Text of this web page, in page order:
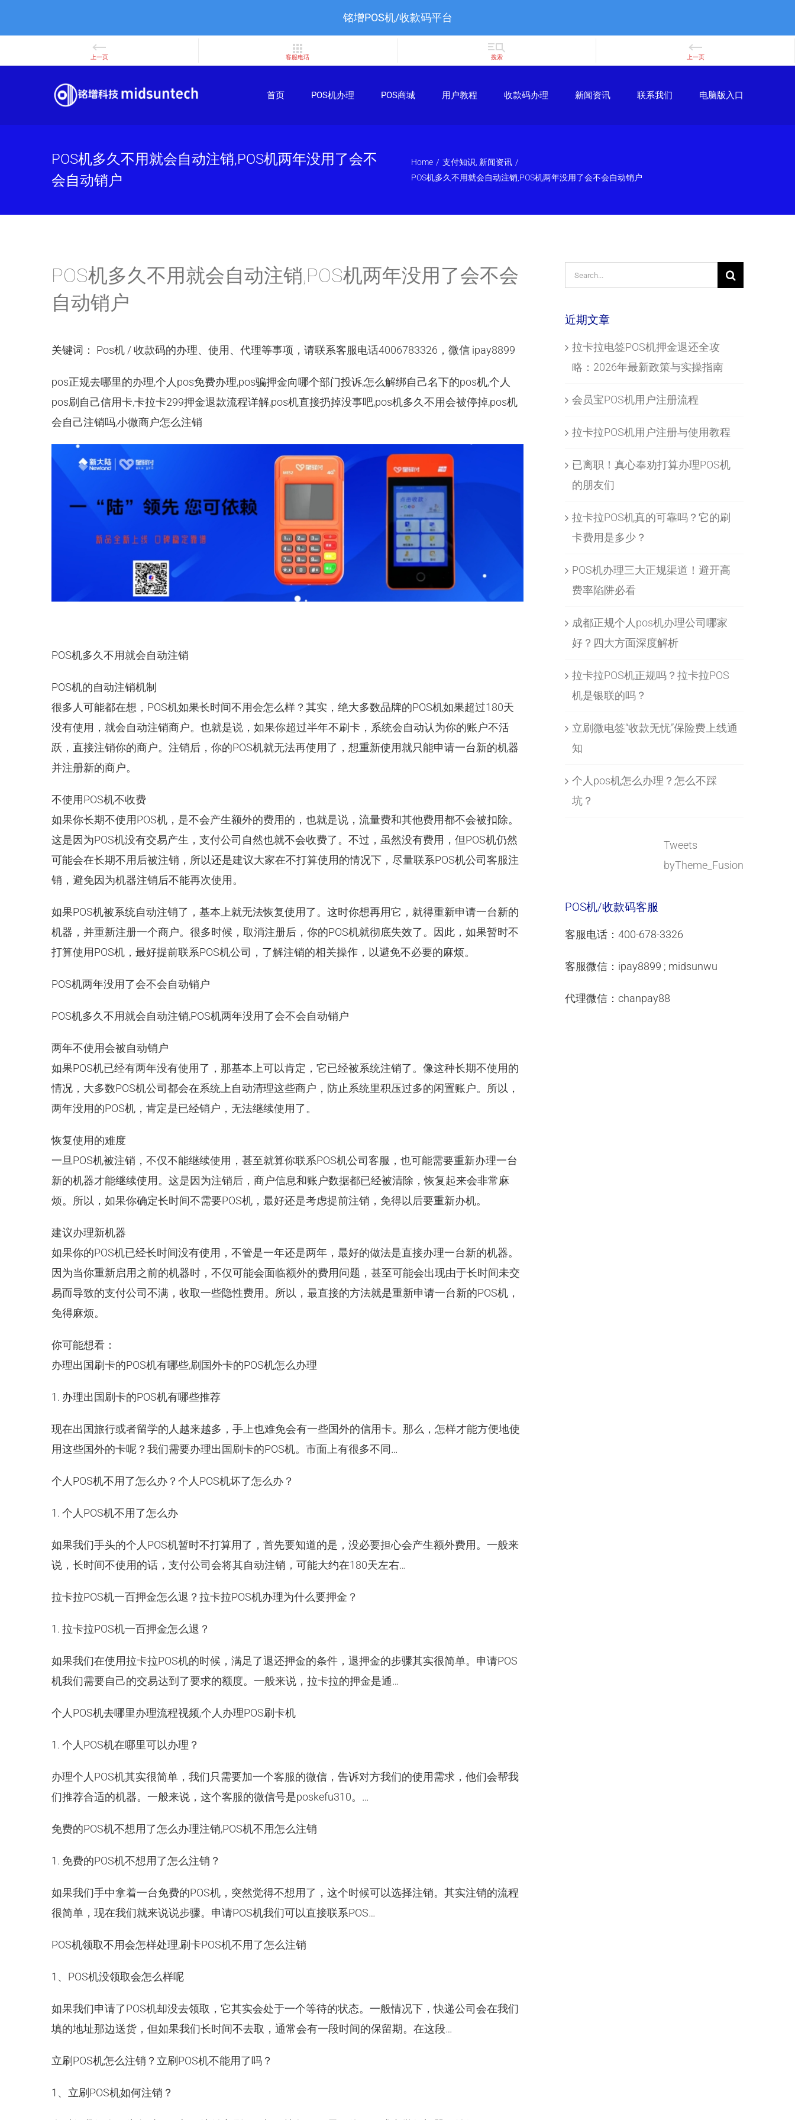
首页 POS机办理 POS商城 用户教程 收款码办理 新闻资讯 联系我们 电脑版入口
POS机多久不用就会自动注销,POS机两年没用了会不
会自动销户
Home 支付知识 新闻资讯
POS机多久不用就会自动注销,POS机两年没用了会不会自动销户
POS机多久不用就会自动注销,POS机两年没用了会不会
自动销户
关键词： Pos机 / 收款码的办理、使用、代理等事项，请联系客服电话4006783326，微信 ipay8899
pos正规去哪里的办理,个人pos免费办理,pos骗押金向哪个部门投诉,怎么解绑自己名下的pos机,个人
pos刷自己信用卡,卡拉卡299押金退款流程详解,pos机直接扔掉没事吧,pos机多久不用会被停掉,pos机
会自己注销吗,小微商户怎么注销
POS机多久不用就会自动注销
POS机的自动注销机制
很多人可能都在想，POS机如果长时间不用会怎么样？其实，绝大多数品牌的POS机如果超过180天
没有使用，就会自动注销商户。也就是说，如果你超过半年不刷卡，系统会自动认为你的账户不活
跃，直接注销你的商户。注销后，你的POS机就无法再使用了，想重新使用就只能申请一台新的机器
并注册新的商户。
不使用POS机不收费
如果你长期不使用POS机，是不会产生额外的费用的，也就是说，流量费和其他费用都不会被扣除。
这是因为POS机没有交易产生，支付公司自然也就不会收费了。不过，虽然没有费用，但POS机仍然
可能会在长期不用后被注销，所以还是建议大家在不打算使用的情况下，尽量联系POS机公司客服注
销，避免因为机器注销后不能再次使用。
如果POS机被系统自动注销了，基本上就无法恢复使用了。这时你想再用它，就得重新申请一台新的
机器，并重新注册一个商户。很多时候，取消注册后，你的POS机就彻底失效了。因此，如果暂时不
打算使用POS机，最好提前联系POS机公司，了解注销的相关操作，以避免不必要的麻烦。
POS机两年没用了会不会自动销户
POS机多久不用就会自动注销,POS机两年没用了会不会自动销户
两年不使用会被自动销户
如果POS机已经有两年没有使用了，那基本上可以肯定，它已经被系统注销了。像这种长期不使用的
情况，大多数POS机公司都会在系统上自动清理这些商户，防止系统里积压过多的闲置账户。所以，
两年没用的POS机，肯定是已经销户，无法继续使用了。
恢复使用的难度
一旦POS机被注销，不仅不能继续使用，甚至就算你联系POS机公司客服，也可能需要重新办理一台
新的机器才能继续使用。这是因为注销后，商户信息和账户数据都已经被清除，恢复起来会非常麻
烦。所以，如果你确定长时间不需要POS机，最好还是考虑提前注销，免得以后要重新办机。
建议办理新机器
如果你的POS机已经长时间没有使用，不管是一年还是两年，最好的做法是直接办理一台新的机器。
因为当你重新启用之前的机器时，不仅可能会面临额外的费用问题，甚至可能会出现由于长时间未交
易而导致的支付公司不满，收取一些隐性费用。所以，最直接的方法就是重新申请一台新的POS机，
免得麻烦。
你可能想看：
办理出国刷卡的POS机有哪些,刷国外卡的POS机怎么办理
1. 办理出国刷卡的POS机有哪些推荐
现在出国旅行或者留学的人越来越多，手上也难免会有一些国外的信用卡。那么，怎样才能方便地使
用这些国外的卡呢？我们需要办理出国刷卡的POS机。市面上有很多不同…
个人POS机不用了怎么办？个人POS机坏了怎么办？
1. 个人POS机不用了怎么办
如果我们手头的个人POS机暂时不打算用了，首先要知道的是，没必要担心会产生额外费用。一般来
说，长时间不使用的话，支付公司会将其自动注销，可能大约在180天左右…
拉卡拉POS机一百押金怎么退？拉卡拉POS机办理为什么要押金？
1. 拉卡拉POS机一百押金怎么退？
如果我们在使用拉卡拉POS机的时候，满足了退还押金的条件，退押金的步骤其实很简单。申请POS
机我们需要自己的交易达到了要求的额度。一般来说，拉卡拉的押金是通…
个人POS机去哪里办理流程视频,个人办理POS刷卡机
1. 个人POS机在哪里可以办理？
办理个人POS机其实很简单，我们只需要加一个客服的微信，告诉对方我们的使用需求，他们会帮我
们推荐合适的机器。一般来说，这个客服的微信号是poskefu310。…
免费的POS机不想用了怎么办理注销,POS机不用怎么注销
1. 免费的POS机不想用了怎么注销？
如果我们手中拿着一台免费的POS机，突然觉得不想用了，这个时候可以选择注销。其实注销的流程
很简单，现在我们就来说说步骤。申请POS机我们可以直接联系POS…
POS机领取不用会怎样处理,刷卡POS机不用了怎么注销
1、POS机没领取会怎么样呢
如果我们申请了POS机却没去领取，它其实会处于一个等待的状态。一般情况下，快递公司会在我们
填的地址那边送货，但如果我们长时间不去取，通常会有一段时间的保留期。在这段…
立刷POS机怎么注销？立刷POS机不能用了吗？
1、立刷POS机如何注销？
Search
for:
近期文章
拉卡拉电签POS机押金退还全攻
略：2026年最新政策与实操指南
会员宝POS机用户注册流程
拉卡拉POS机用户注册与使用教程
已离职！真心奉劝打算办理POS机
的朋友们
拉卡拉POS机真的可靠吗？它的刷
卡费用是多少？
POS机办理三大正规渠道！避开高
费率陷阱必看
成都正规个人pos机办理公司哪家
好？四大方面深度解析
拉卡拉POS机正规吗？拉卡拉POS
机是银联的吗？
立刷微电签“收款无忧”保险费上线通
知
个人pos机怎么办理？怎么不踩
坑？
Tweets
byTheme_Fusion
POS机/收款码客服
客服电话：400-678-3326
客服微信：ipay8899 ; midsunwu
代理微信：chanpay88
铭增POS机/收款码平台